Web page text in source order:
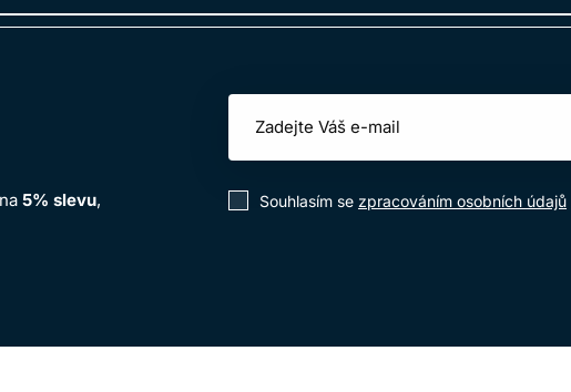
5% slevu,
Souhlasím se zpracováním osobních údajů